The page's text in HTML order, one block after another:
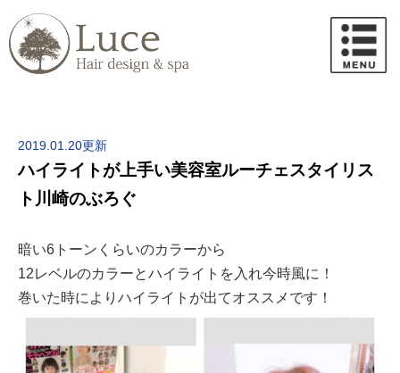
2019.01.20更新
ハイライトが上手い美容室ルーチェスタイリス
ト川崎のぶろぐ
暗い6トーンくらいのカラーから
12レベルのカラーとハイライトを入れ今時風に！
巻いた時によりハイライトが出てオススメです！